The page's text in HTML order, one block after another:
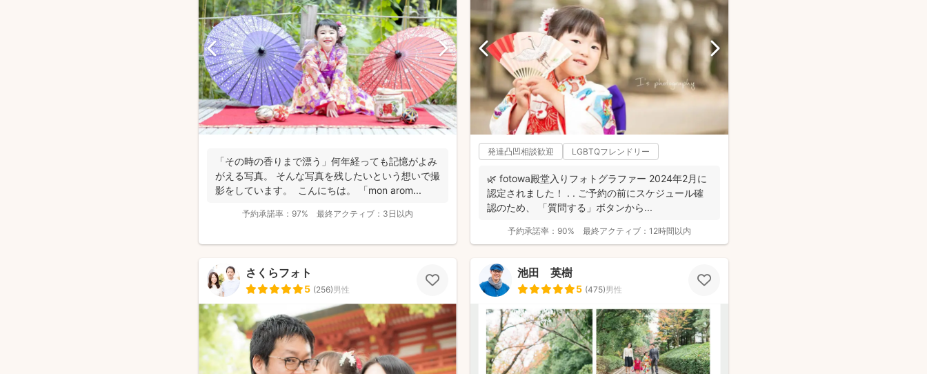
「その時の香りまで漂う」何年経っても記憶がよみ
がえる写真。 そんな写真を残したいという想いで撮
影をしています。 こんにちは。 「mon arom...
予約承諾率： 97% 最終アクティブ： 3日以内
発達凸凹相談歓迎 LGBTQフレンドリー
🌿 fotowa殿堂入りフォトグラファー 2024年2月に
認定されました！ . . ご予約の前にスケジュール確
認のため、 「質問する」ボタンから...
予約承諾率： 90% 最終アクティブ： 12時間以内
さくらフォト
5 (256)男性
池田 英樹
5 (475)男性